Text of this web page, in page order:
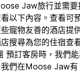
Jaw旅行並需要
以下內容。查看可
寵物友善的酒店提
搜尋為您的住宿查
預訂客房時，我們
們在Moose Jaw有